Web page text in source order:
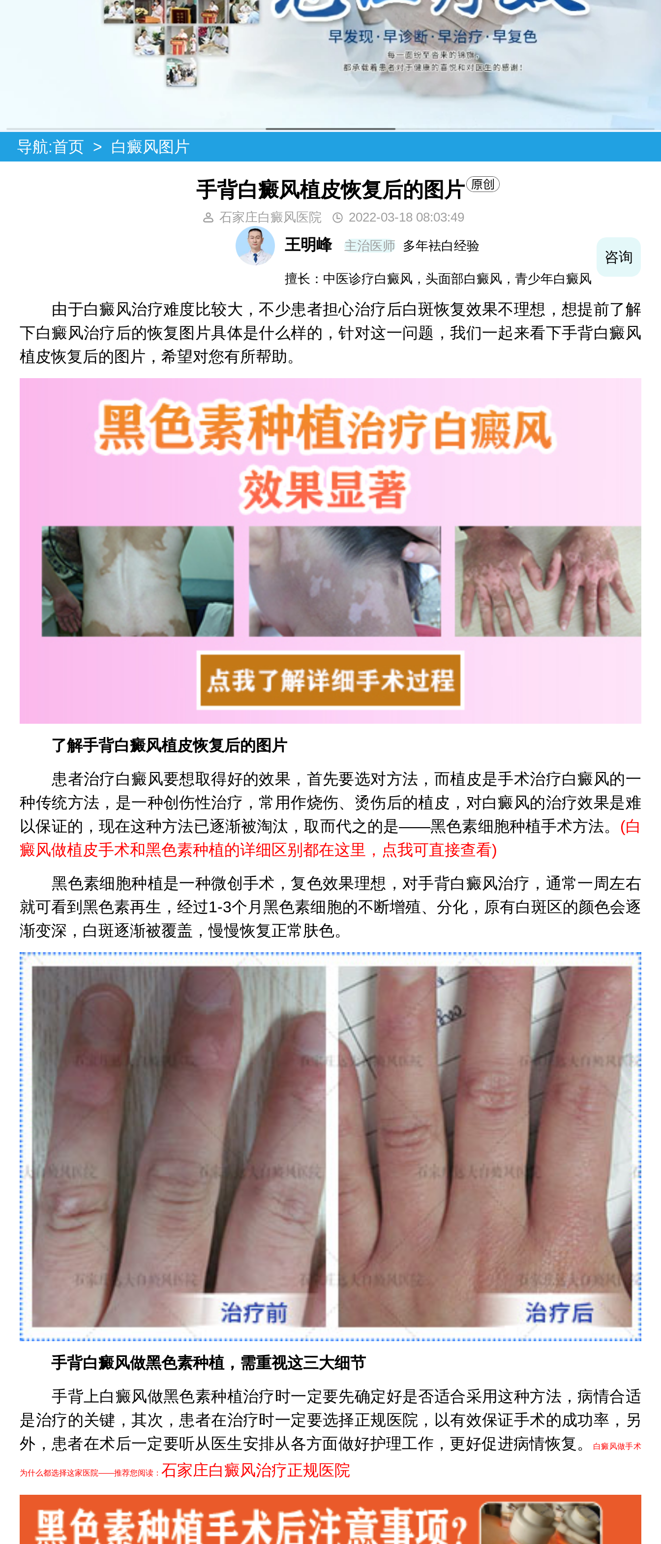
导航:首页 > 白癜风图片
手背白癜风植皮恢复后的图片
石家庄白癜风医院 2022-03-18 08:03:49
王明峰 主治医师 多年袪白经验
擅长：中医诊疗白癜风，头面部白癜风，青少年白癜风
咨询
由于白癜风治疗难度比较大，不少患者担心治疗后白斑恢复效果不理想，想提前了解
下白癜风治疗后的恢复图片具体是什么样的，针对这一问题，我们一起来看下手背白癜风
植皮恢复后的图片，希望对您有所帮助。
了解手背白癜风植皮恢复后的图片
患者治疗白癜风要想取得好的效果，首先要选对方法，而植皮是手术治疗白癜风的一
种传统方法，是一种创伤性治疗，常用作烧伤、烫伤后的植皮，对白癜风的治疗效果是难
以保证的，现在这种方法已逐渐被淘汰，取而代之的是——黑色素细胞种植手术方法。 (白
癜风做植皮手术和黑色素种植的详细区别都在这里，点我可直接查看)
黑色素细胞种植是一种微创手术，复色效果理想，对手背白癜风治疗，通常一周左右
就可看到黑色素再生，经过1-3个月黑色素细胞的不断增殖、分化，原有白斑区的颜色会逐
渐变深，白斑逐渐被覆盖，慢慢恢复正常肤色。
手背白癜风做黑色素种植，需重视这三大细节
手背上白癜风做黑色素种植治疗时一定要先确定好是否适合采用这种方法，病情合适
是治疗的关键，其次，患者在治疗时一定要选择正规医院，以有效保证手术的成功率，另
外，患者在术后一定要听从医生安排从各方面做好护理工作，更好促进病情恢复。
白癜风做手术
为什么都选择这家医院——推荐您阅读：石家庄白癜风治疗正规医院